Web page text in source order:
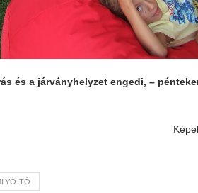
és a járványhelyzet engedi, –
TÓ